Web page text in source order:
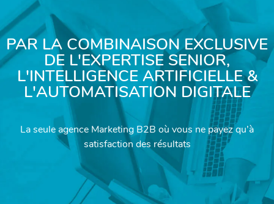
PAR LA COMBINAISON EXCLUSIVE
DE L'EXPERTISE SENIOR,
L'INTELLIGENCE ARTIFICIELLE &
L'AUTOMATISATION DIGITALE
La seule agence Marketing B2B où vous ne payez qu’à
satisfaction des résultats